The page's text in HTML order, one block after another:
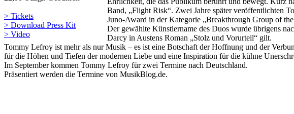
> Tickets
> Download Press Kit
> Video
Band, „Flight Risk“. Zwei Jahre später veröffentlichten
Juno-Award in der Kategorie „Breakthrough Group of
Der gewählte Künstlername des Duos wurde übrigens
Darcy in Austens Roman „Stolz und Vorurteil“ gilt.
Tommy Lefroy ist mehr als nur Musik – es ist eine Botschaft der Hoffnung und der
für die Höhen und Tiefen der modernen Liebe und eine Inspiration für die kühne
Im September kommen Tommy Lefroy für zwei Termine nach Deutschland.
Präsentiert werden die Termine von MusikBlog.de.